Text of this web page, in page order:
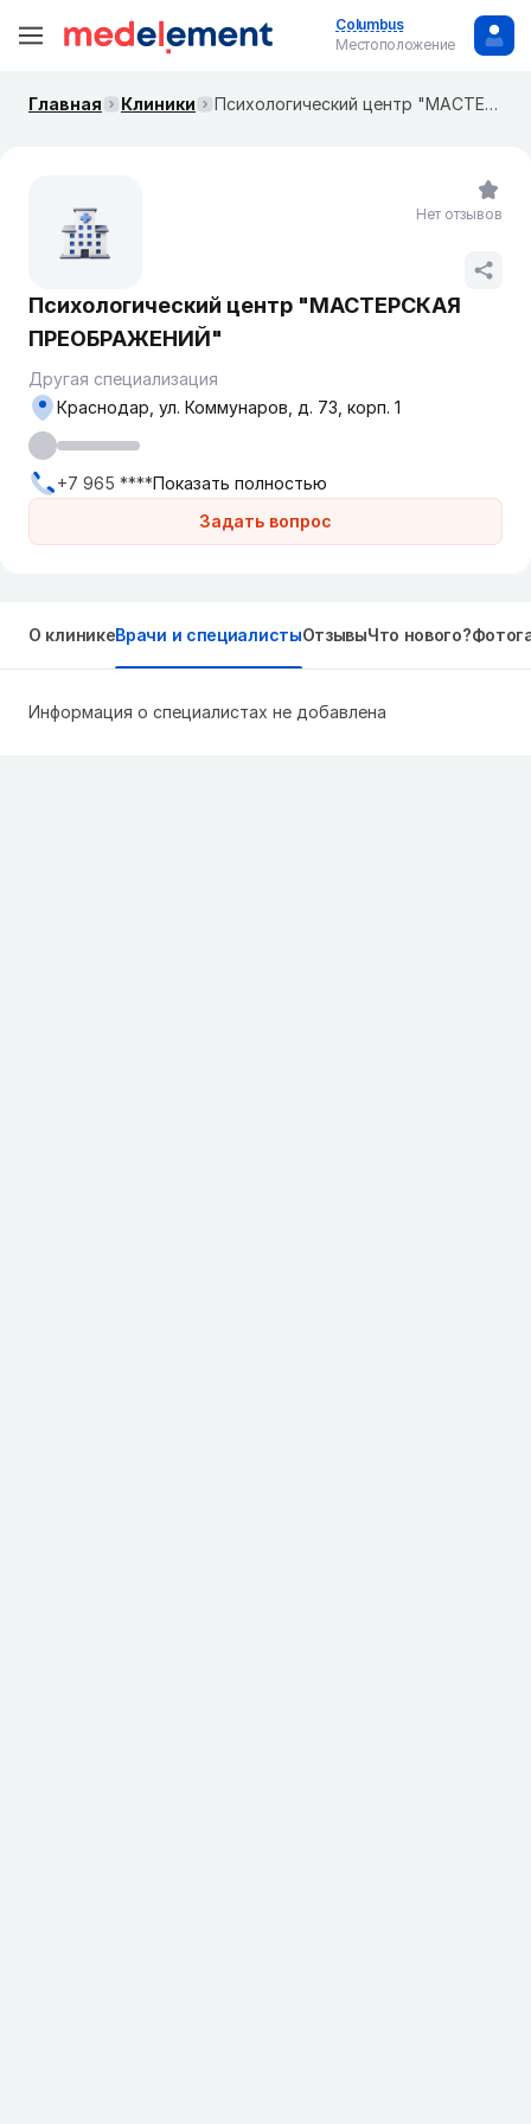
Columbus
Местоположение
Главная Клиники Психологический центр "МАСТЕРСКАЯ ПРЕОБРАЖЕНИЙ"
Психологический центр "МАСТЕРСКАЯ
ПРЕОБРАЖЕНИЙ"
Другая специализация
Задать вопрос
Краснодар, ул. Коммунаров, д. 73, корп. 1
+7 965 ****Показать полностью
Нет отзывов
О клиникеВрачи и специалистыОтзывыЧто нового?
Информация о специалистах не добавлена